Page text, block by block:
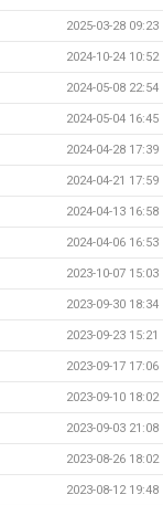
2025-03-28 09:23
2024-10-24 10:52
2024-05-08 22:54
2024-05-04 16:45
2024-04-28 17:39
2024-04-21 17:59
2024-04-13 16:58
2024-04-06 16:53
2023-10-07 15:03
2023-09-30 18:34
2023-09-23 15:21
2023-09-17 17:06
2023-09-10 18:02
2023-09-03 21:08
2023-08-26 18:02
2023-08-12 19:48